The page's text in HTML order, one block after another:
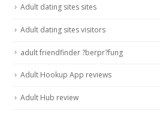
Adult dating sites sites
Adult dating sites visitors
adult friendfinder ?berpr?fung
Adult Hookup App reviews
Adult Hub review